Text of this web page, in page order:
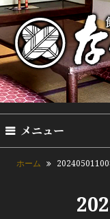
メニュー
ホーム